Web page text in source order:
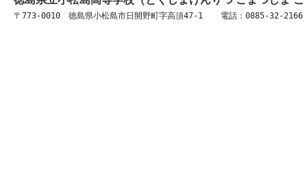
〒773-0010　徳島県小松島市日開野町字高須47-1 　 電話：0885-32-2166